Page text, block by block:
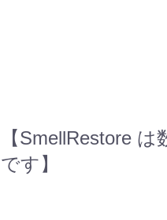
【SmellRestore
です】